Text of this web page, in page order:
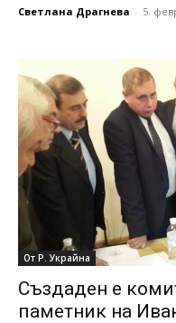
Светлана Драгнева - 5.
От Р. Украйна
Създаден е
паметник на